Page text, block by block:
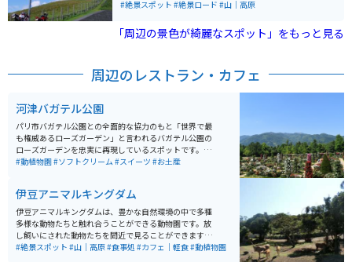
景観とともに富士山や駿河湾の絶景を楽しめるスポット
ライブやツーリングの名所となっています。また、峠周
辺にはハイキングコースもあり、季節ごとに変わる豊か
ができます。標高が高いので夏場でもそれなりに涼しい
#絶景スポット #絶景ロード #山｜高原
「周辺の景色が綺麗なスポット」をもっと見る
周辺のレストラン・カフェ
河津バガテル公園
パリ市バガテル公園との全面的な協力のもと「世界で最
も権威あるローズガーデン」と言われるバガテル公園の
ローズガーデンを忠実に再現しているスポットです。3ヘ
クタールのバラ園には1100種類、6000本以上のバラが
バガテル公園のランドマーク的な建築物であるオランジ
ェリーや中心広場を取り囲んで工房、グッズショップ、
カフェなどが立ち並びます。バラだけでなく、多種の花
も季節に応じて見ごろを迎えます。整然とした庭園は、
花のハイシーズンももちろん、一年中楽しめる憩いの場
となっています。
#動植物園#ソフトクリーム #スイーツ #お土産
伊豆アニマルキングダム
伊豆アニマルキングダムは、豊かな自然環境の中で多種
多様な動物たちと触れ合うことができる動物園です。放
し飼いにされた動物たちを間近で見ることができます。
特にホワイトタイガーやキリン、カピバラなど、珍しい
#絶景スポット #山｜高原#食事処 #カフェ｜軽食#動植物園